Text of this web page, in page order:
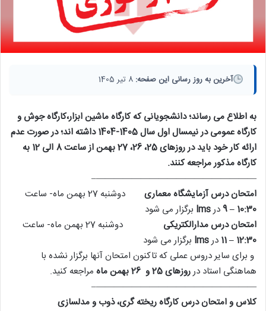
آخرین به روز رسانی این صفحه: 8 تیر 1405
به اطلاع می رساند؛ دانشجویانی که کارگاه ماشین ابزار،کارگاه جوش و
کارگاه عمومی در نیمسال اول سال 1405-1404 داشته اند؛ در صورت عدم
ارائه کار خود باید در روزهای 25، 26، 27 بهمن از ساعت 8 الی 12 به
کارگاه مذکور مراجعه کنند.
——————————————————–
امتحان درس آزمایشگاه معماری
دوشنبه 27 بهمن ماه- ساعت
10:30 – 9
درlms برگزار می شود
امتحان درس مدارالکتریکی دوشنبه 27 بهمن ماه- ساعت
12:30 – 11
درlms برگزار می شود
و برای سایر دروس عملی که تاکنون امتحان آنها برگزار نشده با
هماهنگی استاد درروزهای 25 و 26 بهمن ماه
مراجعه کنید.
——————————————————–
کلاس وامتحان درس کارگاه ریخته گری، ذوب و مدلسازی